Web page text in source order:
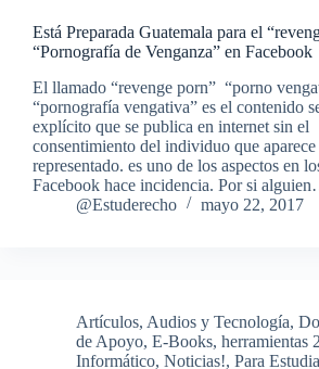
Está Preparada Guatemala para el
“Pornografía de Venganza” en Facebook
El llamado “revenge porn” “porno
“pornografía vengativa” es el contenido
explícito que se publica en internet sin el
consentimiento del individuo que aparece
representado. es uno de los aspectos en
Facebook hace incidencia. Por si
@Estuderecho
mayo 22, 2017
Artículos, Audios y Tecnología,
de Apoyo, E-Books, herramientas
Informático, Noticias!, Para